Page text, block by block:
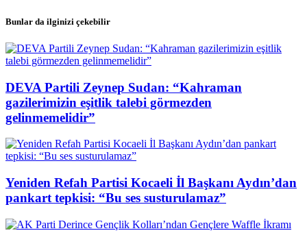
Bunlar da ilginizi çekebilir
DEVA Partili Zeynep Sudan: “Kahraman
gazilerimizin eşitlik talebi görmezden
gelinmemelidir”
Yeniden Refah Partisi Kocaeli İl Başkanı Aydın’dan
pankart tepkisi: “Bu ses susturulamaz”